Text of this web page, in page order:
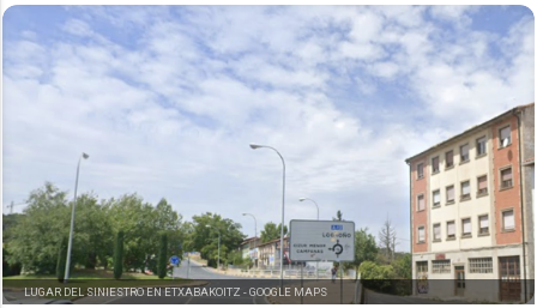
LUGAR DEL SINIESTRO EN ETXABAKOITZ -GOOGLE MAPS